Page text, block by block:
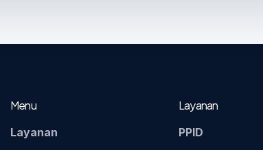
Menu
Layanan
Layanan
PPID